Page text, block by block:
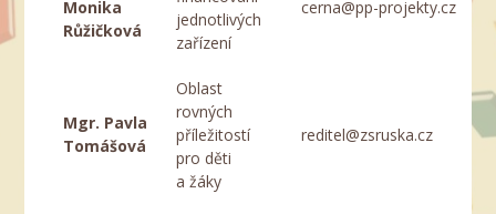
Monika
Růžičková
jednotlivých
zařízení
cerna@pp-projekty.cz
Mgr. Pavla
Tomášová
Oblast
rovných
příležitostí
pro děti
a žáky
reditel@zsruska.cz